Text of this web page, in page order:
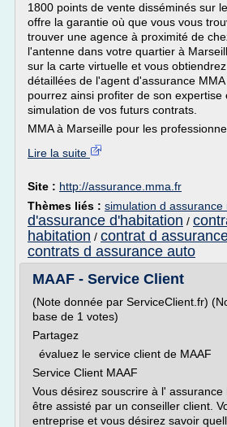
1800 points de vente disséminés sur
offre la garantie où que vous vous
trouver une agence à proximité de
l'antenne dans votre quartier à
sur la carte virtuelle et vous
détaillées de l'agent d'assurance
pourrez ainsi profiter de son expertise
simulation de vos futurs contrats.
MMA à Marseille pour les
Lire la suite
Site : http://assurance.mma.fr
Thèmes liés : simulation d assurance
d'assurance d'habitation /
habitation / contrat d
contrats d assurance auto
MAAF - Service Client
(Note donnée par ServiceClient.fr)
base de 1 votes)
Partagez
évaluez le service client de MAAF
Service Client MAAF
Vous désirez souscrire à l'
être assisté par un conseiller client.
entreprise et vous désirez savoir